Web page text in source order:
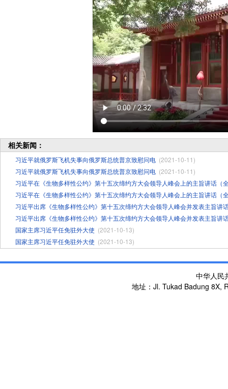
相关新闻：
习近平就俄罗斯飞机失事向俄罗斯总统普京致慰问电 (2021-10-11)
习近平就俄罗斯飞机失事向俄罗斯总统普京致慰问电 (2021-10-11)
习近平在《生物多样性公约》第十五次缔约方大会领导人峰会上的主旨讲话（
习近平在《生物多样性公约》第十五次缔约方大会领导人峰会上的主旨讲话（
习近平出席《生物多样性公约》第十五次缔约方大会领导人峰会并发表主旨讲
习近平出席《生物多样性公约》第十五次缔约方大会领导人峰会并发表主旨讲
国家主席习近平任免驻外大使 (2021-10-13)
国家主席习近平任免驻外大使 (2021-10-13)
中华人民
地址：Jl. Tukad Badung 8X,